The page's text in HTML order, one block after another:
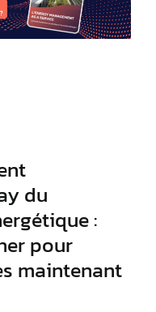
du
:
pour
maintenant